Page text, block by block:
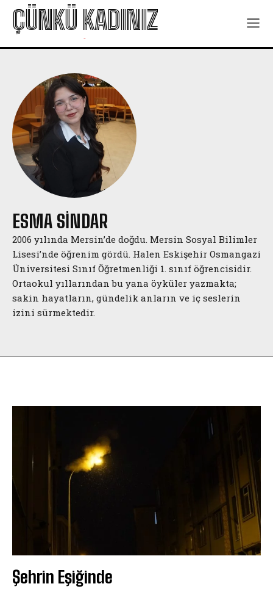
ÇÜNKÜ KADINIZ KOLEKTIFI 2025 ÖYKÜ
YARIŞMASI
ÇÜNKÜ KADINIZ KOLEKTIFI 2025 ÖYKÜ
YARIŞMASI
ÇÜNKÜ KADINIZ
-
ESMA SINDAR
2006 yılında Mersin’de doğdu. Mersin Sosyal Bilimler
Lisesi’nde öğrenim gördü. Halen Eskişehir Osmangazi
Üniversitesi Sınıf Öğretmenliği 1. sınıf öğrencisidir.
Ortaokul yıllarından bu yana öyküler yazmakta;
sakin hayatların, gündelik anların ve iç seslerin
izini sürmektedir.
Şehrin Eşiğinde